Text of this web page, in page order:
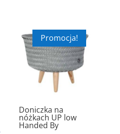
Promocja!
5.00
Doniczka na
nóżkach UP low
Handed By